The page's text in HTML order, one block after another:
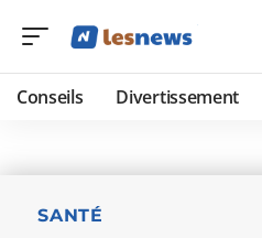
Conseils Divertissement
SANTÉ